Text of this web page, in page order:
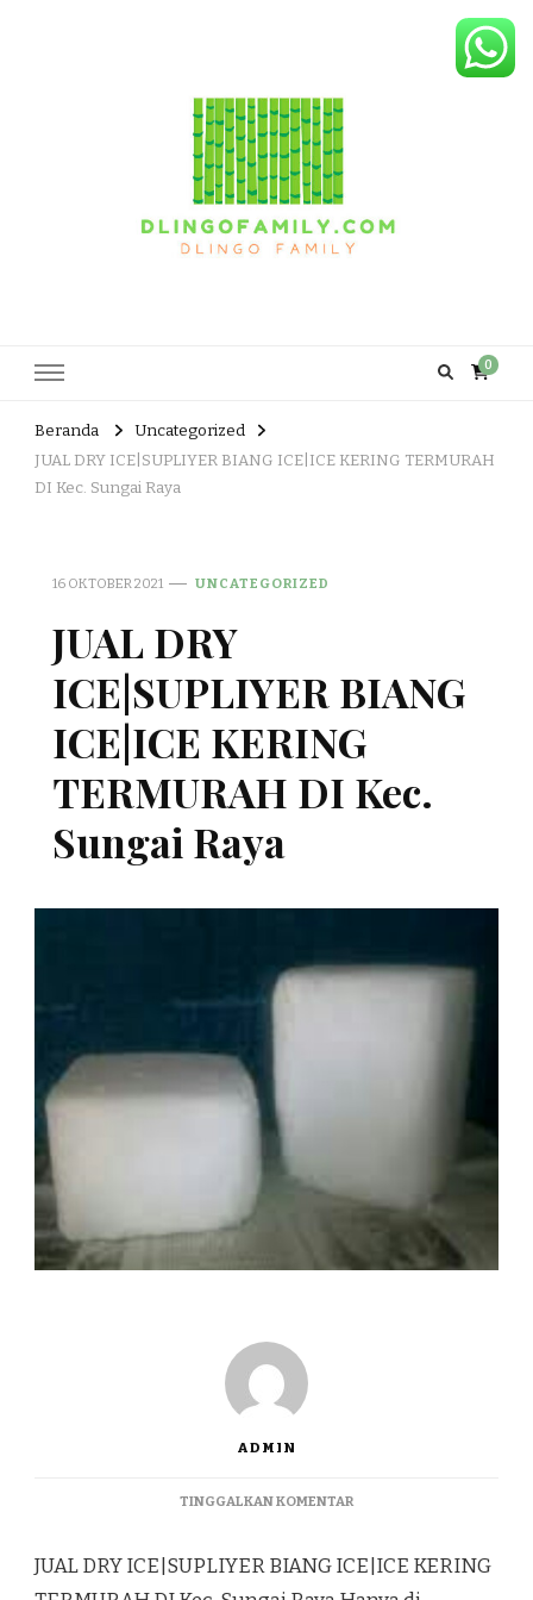
0
Beranda
Uncategorized
JUAL DRY ICE|SUPLIYER BIANG ICE|ICE KERING TERMURAH
DI Kec. Sungai Raya
16 OKTOBER 2021 UNCATEGORIZED
JUAL DRY
ICE|SUPLIYER BIANG
ICE|ICE KERING
TERMURAH DI Kec.
Sungai Raya
ADMIN
TINGGALKAN KOMENTARPADA
ICE|SUPLIYER
BIANG
JUAL DRY ICE|SUPLIYER BIANG ICE|ICE KERING